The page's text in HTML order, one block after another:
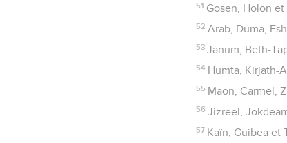
51 Gosen, Holon et
52 Arab, Duma,
53 Janum, Beth-
54 Humta, Kirjath-
55 Maon, Carmel,
56 Jizreel,
57 Kaïn, Guibea et